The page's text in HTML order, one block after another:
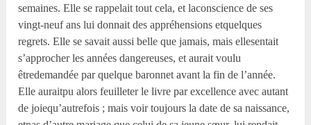
semaines. Elle se rappelait tout cela, et laconscience de ses
vingt-neuf ans lui donnait des appréhensions etquelques
regrets. Elle se savait aussi belle que jamais, mais ellesentait
s’approcher les années dangereuses, et aurait voulu
êtredemandée par quelque baronnet avant la fin de l’année.
Elle auraitpu alors feuilleter le livre par excellence avec autant
de joiequ’autrefois ; mais voir toujours la date de sa naissance,